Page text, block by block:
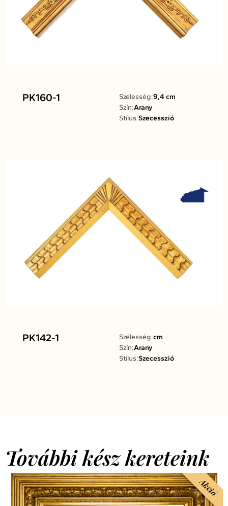
PK160-1 Szélesség:9,4 cm
Szín:Arany
Stílus:Szecesszió
PK142-1 Szélesség:cm
Szín:Arany
Stílus:Szecesszió
További kész kereteink
Akció